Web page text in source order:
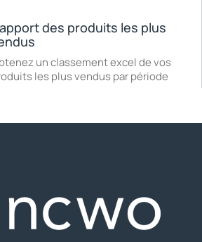
des produits les plus
un classement excel de vos
les plus vendus par période